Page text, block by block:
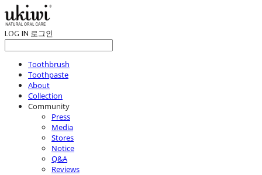
LOG IN 로그인
Toothbrush
Toothpaste
About
Collection
Community
Press
Media
Stores
Notice
Q&A
Reviews